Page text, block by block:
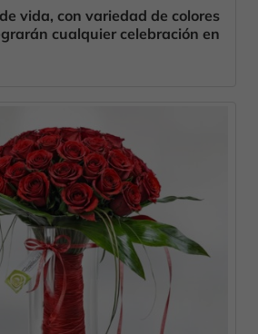
vida, con variedad de colores
cualquier celebración en